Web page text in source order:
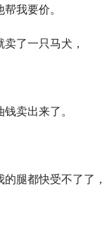
我要价。
了一只马犬，
卖出来了。
腿都快受不了了，